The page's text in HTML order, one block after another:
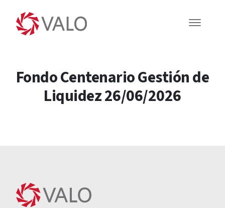
Fondo Centenario Gestión de
Liquidez 26/06/2026